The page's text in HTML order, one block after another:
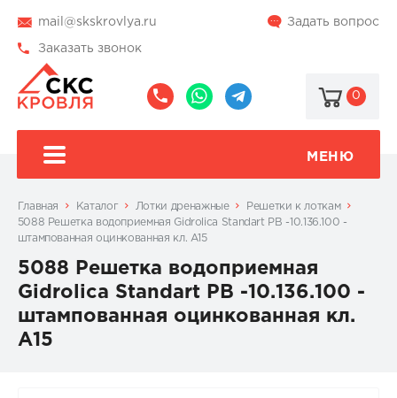
mail@skskrovlya.ru Задать вопрос
Заказать звонок
0
МЕНЮ
Главная Каталог Лотки дренажные
Решетки к лоткам
5088 Решетка водоприемная Gidrolica Standart РВ -10.136.100 -
штампованная оцинкованная кл. А15
5088 Решетка водоприемная
Gidrolica Standart РВ -10.136.100 -
штампованная оцинкованная кл.
А15